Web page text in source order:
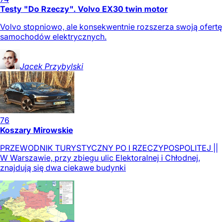
Testy "Do Rzeczy". Volvo EX30 twin motor
Volvo stopniowo, ale konsekwentnie rozszerza swoją ofertę
samochodów elektrycznych.
Jacek Przybylski
76
Koszary Mirowskie
PRZEWODNIK TURYSTYCZNY PO I RZECZYPOSPOLITEJ ||
W Warszawie, przy zbiegu ulic Elektoralnej i Chłodnej,
znajdują się dwa ciekawe budynki